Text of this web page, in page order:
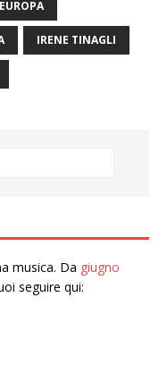
EUROPA
IRENE TINAGLI
musica. Da giugno
seguire qui: